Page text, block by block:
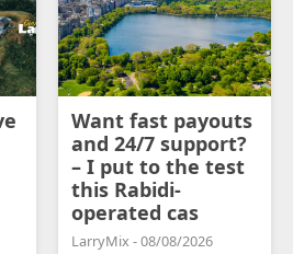
Want fast payouts
and 24/7 support?
– I put to the test
this Rabidi-
operated cas
LarryMix - 08/08/2026